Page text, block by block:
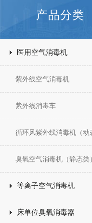
产品分类
医用空气消毒机
紫外线空气消毒机
紫外线消毒车
循环风紫外线消毒机（动
臭氧空气消毒机（静态类）
等离子空气消毒机
床单位臭氧消毒器